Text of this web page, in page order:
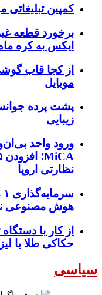
کمپین
ایکس به کره
از کجا قاب
موبایل
پشت پرده
زیبایی
ورود واحد
نظارتی اروپا
هوش مصنوعی
از کار با
حکاکی طلا با
سیاسی